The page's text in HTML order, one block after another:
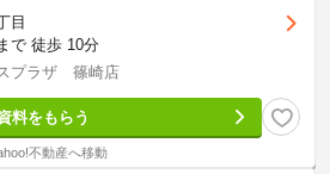
目
で 徒歩 10分
プラザ 篠崎店
料をもらう
不動産へ移動